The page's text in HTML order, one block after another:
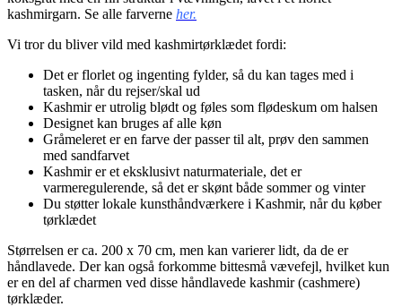
kashmirgarn. Se alle farverne her.
Vi tror du bliver vild med kashmirtørklædet fordi:
Det er florlet og ingenting fylder, så du kan tages med i
tasken, når du rejser/skal ud
Kashmir er utrolig blødt og føles som flødeskum om halsen
Designet kan bruges af alle køn
Gråmeleret er en farve der passer til alt, prøv den sammen
med sandfarvet
Kashmir er et eksklusivt naturmateriale, det er
varmeregulerende, så det er skønt både sommer og vinter
Du støtter lokale kunsthåndværkere i Kashmir, når du køber
tørklædet
Størrelsen er ca. 200 x 70 cm, men kan varierer lidt, da de er
håndlavede. Der kan også forkomme bittesmå vævefejl, hvilket kun
er en del af charmen ved disse håndlavede kashmir (cashmere)
tørklæder.